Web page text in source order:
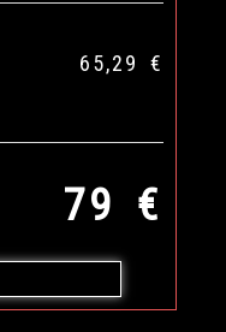
65,29 €
79 €